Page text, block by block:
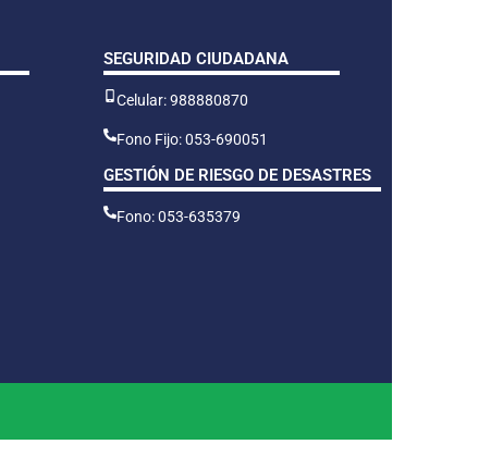
SEGURIDAD CIUDADANA
Celular: 988880870
Fono Fijo: 053-690051
GESTIÓN DE RIESGO DE DESASTRES
Fono: 053-635379